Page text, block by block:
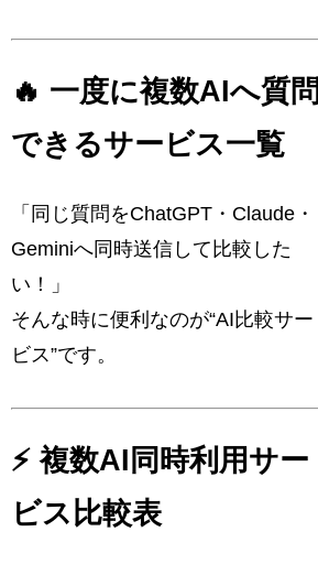
🔥 一度に複数AIへ質問
できるサービス一覧
「同じ質問をChatGPT・Claude・
Geminiへ同時送信して比較した
い！」
そんな時に便利なのが“AI比較サー
ビス”です。
⚡ 複数AI同時利用サー
ビス比較表